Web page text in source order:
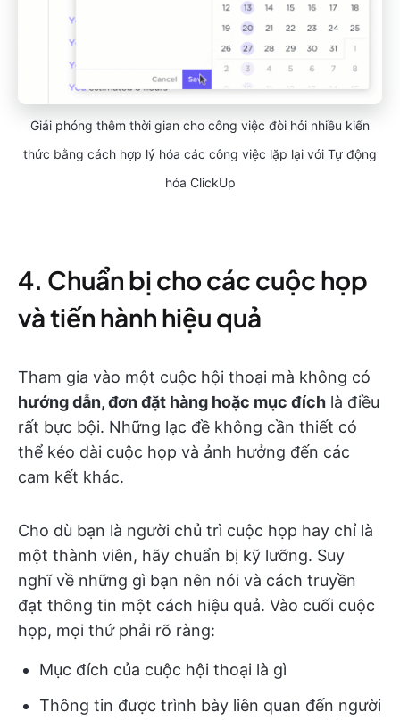
Giải phóng thêm thời gian cho công việc đòi hỏi nhiều kiến
thức bằng cách hợp lý hóa các công việc lặp lại với Tự động
hóa ClickUp
4. Chuẩn bị cho các cuộc họp
và tiến hành hiệu quả
Tham gia vào một cuộc hội thoại mà không có
hướng dẫn, đơn đặt hàng hoặc mục đích là điều
rất bực bội. Những lạc đề không cần thiết có
thể kéo dài cuộc họp và ảnh hưởng đến các
cam kết khác.
Cho dù bạn là người chủ trì cuộc họp hay chỉ là
một thành viên, hãy chuẩn bị kỹ lưỡng. Suy
nghĩ về những gì bạn nên nói và cách truyền
đạt thông tin một cách hiệu quả. Vào cuối cuộc
họp, mọi thứ phải rõ ràng:
Mục đích của cuộc hội thoại là gì
Thông tin được trình bày liên quan đến người